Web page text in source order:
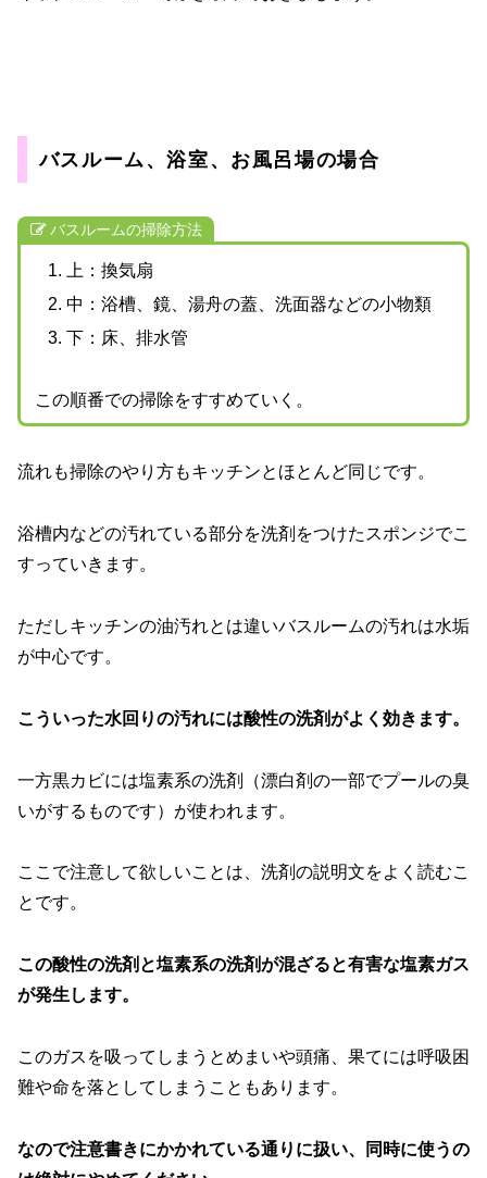
バスルーム、浴室、お風呂場の場合
バスルームの掃除方法
上：換気扇
中：浴槽、鏡、湯舟の蓋、洗面器などの小物類
下：床、排水管
この順番での掃除をすすめていく。
流れも掃除のやり方もキッチンとほとんど同じです。
浴槽内などの汚れている部分を洗剤をつけたスポンジでこ
すっていきます。
ただしキッチンの油汚れとは違いバスルームの汚れは水垢
が中心です。
こういった水回りの汚れには酸性の洗剤がよく効きます。
一方黒カビには塩素系の洗剤（漂白剤の一部でプールの臭
いがするものです）が使われます。
ここで注意して欲しいことは、洗剤の説明文をよく読むこ
とです。
この酸性の洗剤と塩素系の洗剤が混ざると有害な塩素ガス
が発生します。
このガスを吸ってしまうとめまいや頭痛、果てには呼吸困
難や命を落としてしまうこともあります。
なので注意書きにかかれている通りに扱い、同時に使うの